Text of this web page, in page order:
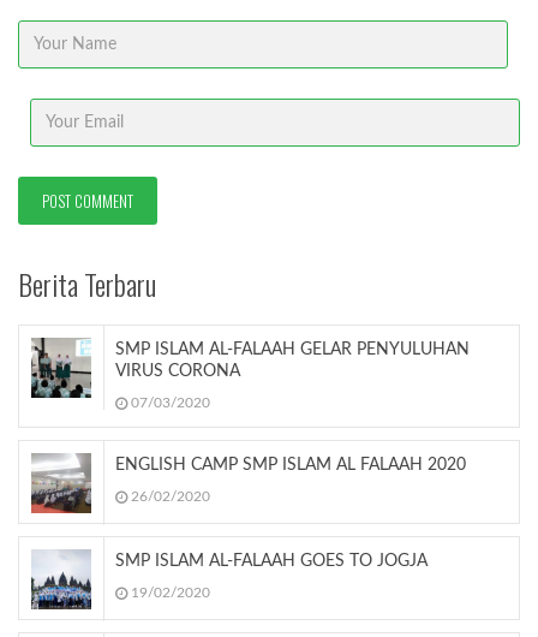
Berita Terbaru
SMP ISLAM AL-FALAAH GELAR PENYULUHAN
VIRUS CORONA
07/03/2020
ENGLISH CAMP SMP ISLAM AL FALAAH 2020
26/02/2020
SMP ISLAM AL-FALAAH GOES TO JOGJA
19/02/2020